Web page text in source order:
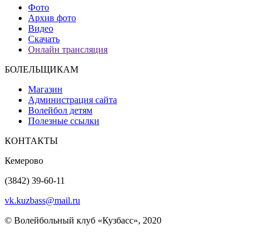
Фото
Архив фото
Видео
Скачать
Онлайн трансляция
БОЛЕЛЬЩИКАМ
Магазин
Администрация сайта
Волейбол детям
Полезные ссылки
КОНТАКТЫ
Кемерово
(3842) 39-60-11
vk.kuzbass@mail.ru
© Волейбольный клуб «Кузбасс», 2020